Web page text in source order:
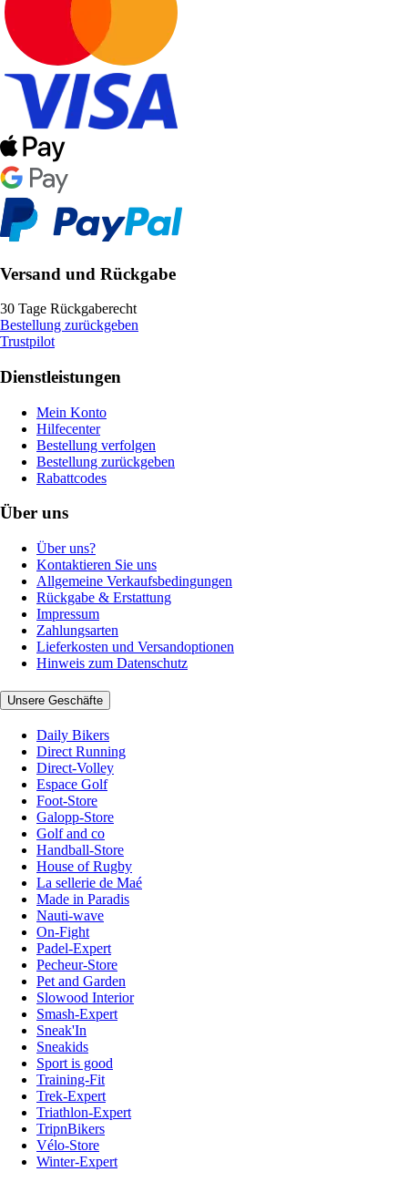
Versand und Rückgabe
30 Tage Rückgaberecht
Bestellung zurückgeben
Trustpilot
Dienstleistungen
Mein Konto
Hilfecenter
Bestellung verfolgen
Bestellung zurückgeben
Rabattcodes
Über uns
Über uns?
Kontaktieren Sie uns
Allgemeine Verkaufsbedingungen
Rückgabe & Erstattung
Impressum
Zahlungsarten
Lieferkosten und Versandoptionen
Hinweis zum Datenschutz
Unsere Geschäfte
Daily Bikers
Direct Running
Direct-Volley
Espace Golf
Foot-Store
Galopp-Store
Golf and co
Handball-Store
House of Rugby
La sellerie de Maé
Made in Paradis
Nauti-wave
On-Fight
Padel-Expert
Pecheur-Store
Pet and Garden
Slowood Interior
Smash-Expert
Sneak'In
Sneakids
Sport is good
Training-Fit
Trek-Expert
Triathlon-Expert
TripnBikers
Vélo-Store
Winter-Expert